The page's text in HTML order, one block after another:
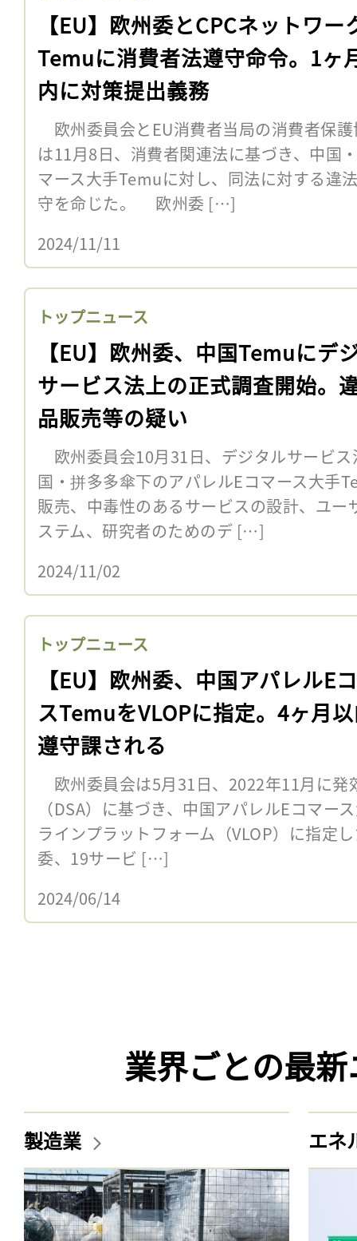
【EU】欧州委とCPCネットワー
Temuに消費者法遵守命令。1ヶ
内に対策提出義務
欧州委員会とEU消費者当局の消費者保
は11月8日、消費者関連法に基づき、中国
マース大手Temuに対し、同法に対する違
守を命じた。 欧州委 […]
2024/11/11
トップニュース
【EU】欧州委、中国Temuにデ
サービス法上の正式調査開始。
品販売等の疑い
欧州委員会10月31日、デジタルサービス
国・拼多多傘下のアパレルEコマース大手
販売、中毒性のあるサービスの設計、ユ
ステム、研究者のためのデ […]
2024/11/02
トップニュース
【EU】欧州委、中国アパレルE
スTemuをVLOPに指定。4ヶ月
遵守課される
欧州委員会は5月31日、2022年11月に発
（DSA）に基づき、中国アパレルEコマー
ラインプラットフォーム（VLOP）に指定
委、19サービ […]
2024/06/14
業界ごとの最
製造業 エネ